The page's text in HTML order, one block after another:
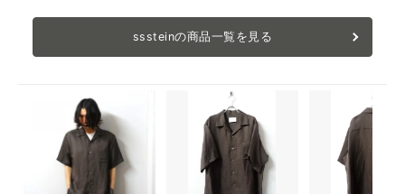
sssteinの商品一覧を見る